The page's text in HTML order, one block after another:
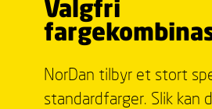
Valgfri
NorDan tilbyr et stort
standardfarger. Slik kan